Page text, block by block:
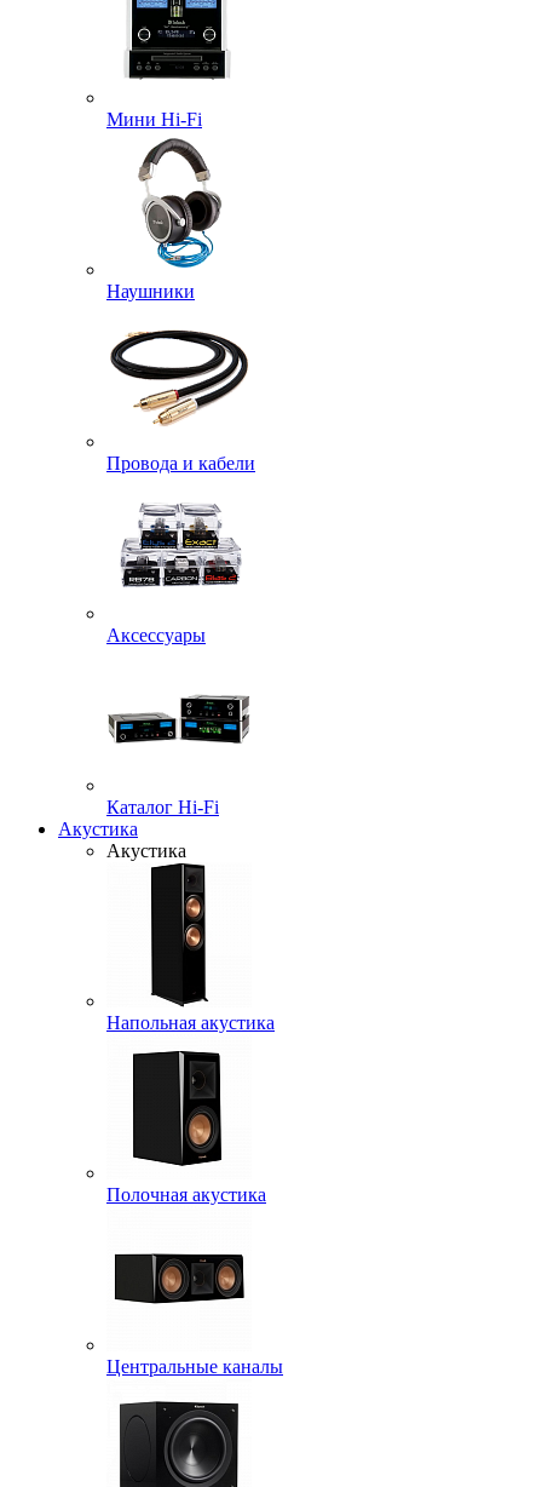
Мини Hi-Fi
Наушники
Провода и кабели
Аксессуары
Каталог Hi-Fi
Акустика
Акустика
Напольная акустика
Полочная акустика
Центральные каналы